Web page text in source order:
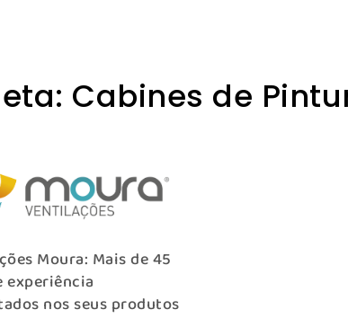
Cabines de
Moura: Mais de 45
experiência
nos seus produtos